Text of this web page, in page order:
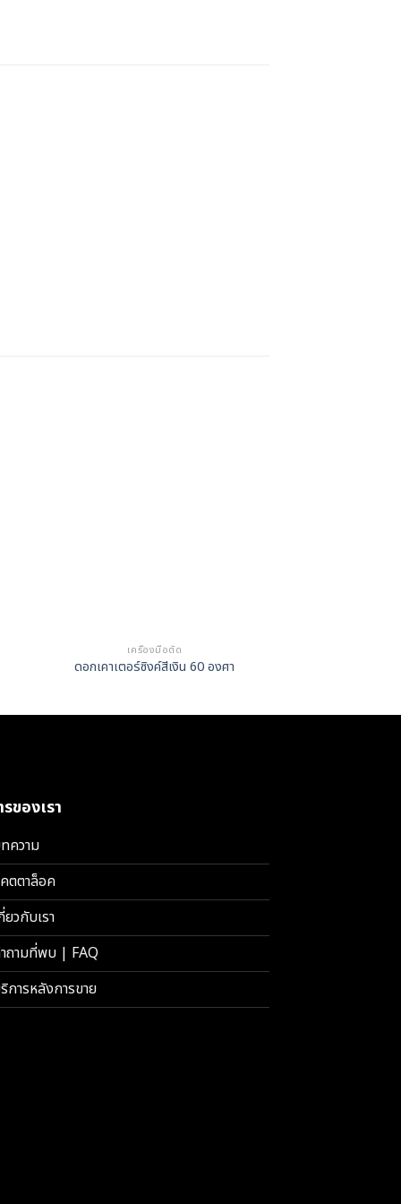
เครื่องมือตัด
ดอกเคาเตอร์ซิงค์สีเงิน 60 องศา
ของเรา
ความ
ตตาล็อค
ยวกับเรา
ถามที่พบ | FAQ
การหลังการขาย